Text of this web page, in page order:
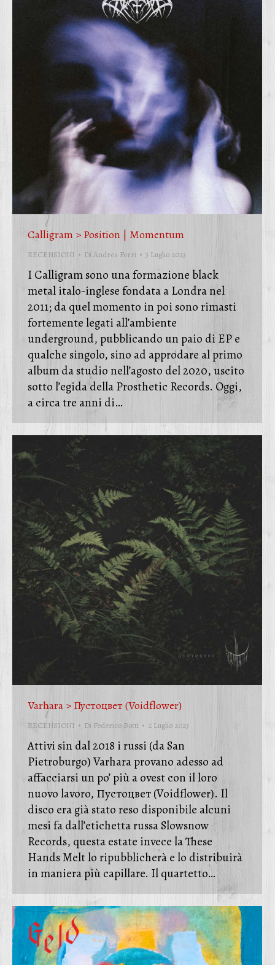
Calligram > Position | Momentum
RECENSIONI DiAndrea Ferri 3 Luglio 2023
I Calligram sono una formazione black
metal italo-inglese fondata a Londra nel
2011; da quel momento in poi sono rimasti
fortemente legati all’ambiente
underground, pubblicando un paio di EP e
qualche singolo, sino ad approdare al primo
album da studio nell’agosto del 2020, uscito
sotto l’egida della Prosthetic Records. Oggi,
a circa tre anni di…
Varhara > Пустоцвет (Voidflower)
RECENSIONI Di Federico Botti 2 Luglio 2023
Attivi sin dal 2018 i russi (da San
Pietroburgo) Varhara provano adesso ad
affacciarsi un po’ più a ovest con il loro
nuovo lavoro, П​​​у​​​с​​​т​​​о​​​ц​​​в​​​е​​​т (Voidflower). Il
disco era già stato reso disponibile alcuni
mesi fa dall’etichetta russa Slowsnow
Records, questa estate invece la These
Hands Melt lo ripubblicherà e lo distribuirà
in maniera più capillare. Il quartetto…